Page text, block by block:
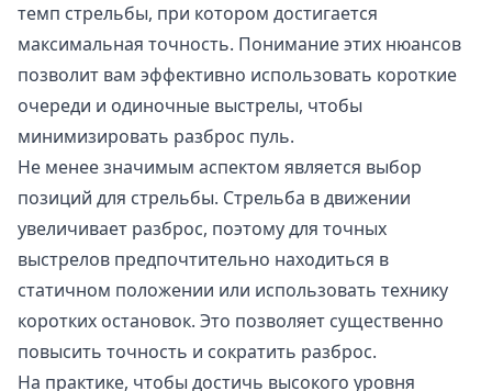
темп стрельбы, при котором достигается
максимальная точность. Понимание этих нюансов
позволит вам эффективно использовать короткие
очереди и одиночные выстрелы, чтобы
минимизировать разброс пуль.
Не менее значимым аспектом является выбор
позиций для стрельбы. Стрельба в движении
увеличивает разброс, поэтому для точных
выстрелов предпочтительно находиться в
статичном положении или использовать технику
коротких остановок. Это позволяет существенно
повысить точность и сократить разброс.
На практике, чтобы достичь высокого уровня